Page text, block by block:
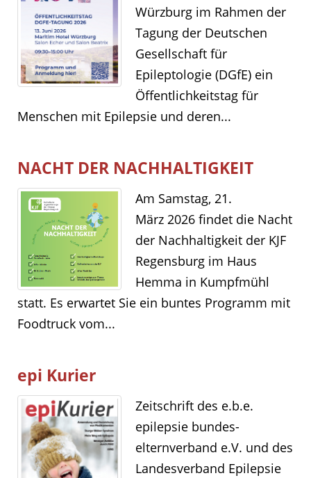
Würzburg im Rahmen der
Tagung der Deutschen
Gesellschaft für
Epileptologie (DGfE) ein
Öffentlichkeitstag für
Menschen mit Epilepsie und deren...
NACHT DER NACHHALTIGKEIT
Am Samstag, 21.
März 2026 findet die Nacht
der Nachhaltigkeit der KJF
Regensburg im Haus
Hemma in Kumpfmühl
statt. Es erwartet Sie ein buntes Programm mit
Foodtruck vom...
epi Kurier
Zeitschrift des e.b.e.
epilepsie bundes-
elternverband e.V. und des
Landesverband Epilepsie